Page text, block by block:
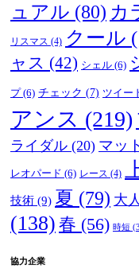
ュアル (80) カ
リスマス (4) クール
ャス (42) シェル (6)
プ(6) チェック (7) ツイー
アンス (219)
ライダル (20) マッ
レオパード (6) レース (4)
技術 (9) 夏 (79) 大人
(138) 春 (56) 時短
協力企業